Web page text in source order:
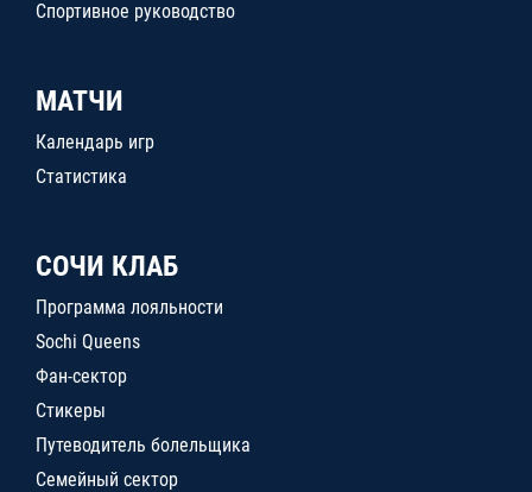
Спортивное руководство
МАТЧИ
Календарь игр
Статистика
СОЧИ КЛАБ
Программа лояльности
Sochi Queens
Фан-сектор
Стикеры
Путеводитель болельщика
Семейный сектор